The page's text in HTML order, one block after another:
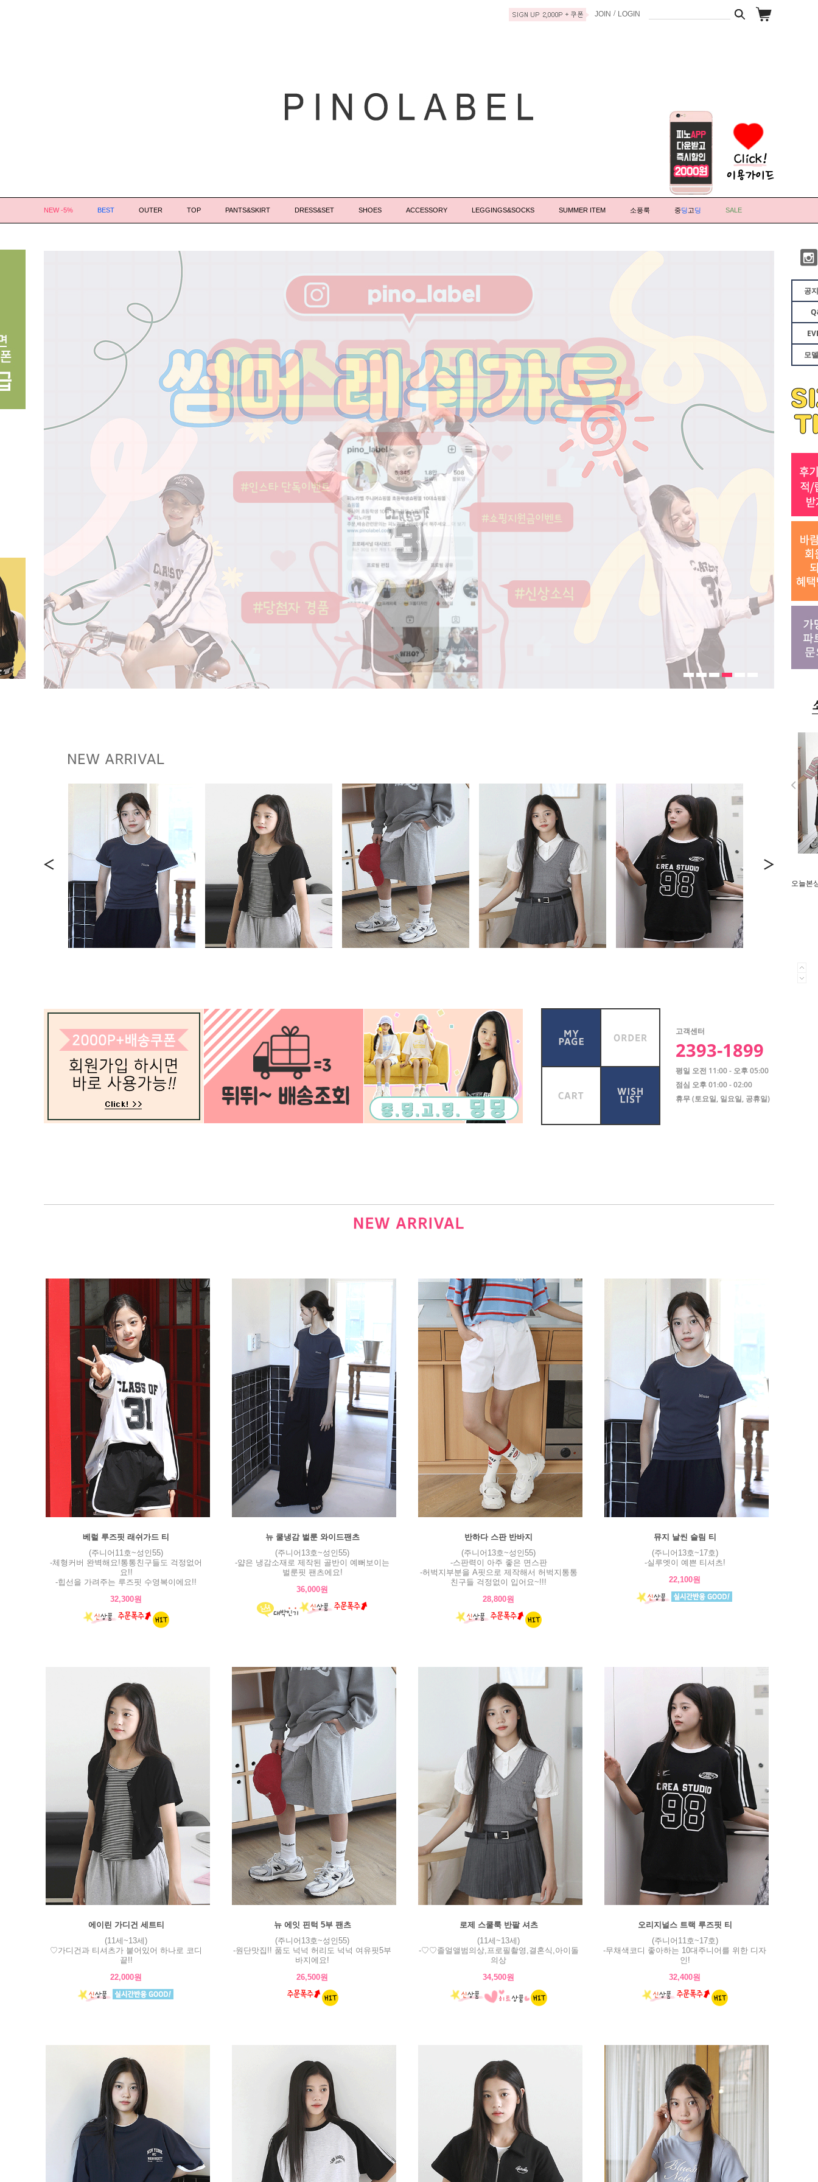
JOIN / LOGIN
공
모
오늘본
NEW -5% BEST OUTER TOP PANTS&SKIRT DRESS&SET SHOES ACCESSORY LEGGINGS&SOCKS SUMMER ITEM 소풍룩 중딩고딩 SALE
고객센터
2393-1899
평일 오전 11:00 - 오후 05:00
점심 오후 01:00 - 02:00
휴무 (토요일, 일요일, 공휴일)
베럴 루즈핏 래쉬가드 티
(주니어11호~성인55)
-체형커버 완벽해요!통통친구들도 걱정없어
요!!
-힙선을 가려주는 루즈핏 수영복이에요!!
32,300원
뉴 쿨냉감 벌룬 와이드팬츠
(주니어13호~성인55)
-얇은 냉감소재로 제작된 골반이 예뻐보이는
벌룬핏 팬츠에요!
36,000원
반하다 스판 반바지
(주니어13호~성인55)
-스판력이 아주 좋은 면스판
-허벅지부분을 A핏으로 제작해서 허벅지통통
친구들 걱정없이 입어요~!!!
28,800원
뮤지 날씬 슬림 티
(주니어13호~17호)
-실루엣이 예쁜 티셔츠!
22,100원
에이린 가디건 세트티
(11세~13세)
♡가디건과 티셔츠가 붙어있어 하나로 코디
끝!!
22,000원
뉴 에잇 핀턱 5부 팬츠
(주니어13호~성인55)
-원단맛집!! 품도 넉넉 허리도 넉넉 여유핏5부
바지에요!
26,500원
로제 스쿨룩 반팔 셔츠
(11세~13세)
-♡♡졸얼앨범의상,프로필촬영,결혼식,아이돌
의상
34,500원
오리지널스 트랙 루즈핏 티
(주니어11호~17호)
-무채색코디 좋아하는 10대주니어를 위한 디자
인!
32,400원